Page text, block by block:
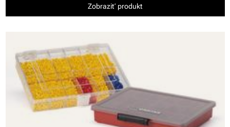
Zobraziť produkt